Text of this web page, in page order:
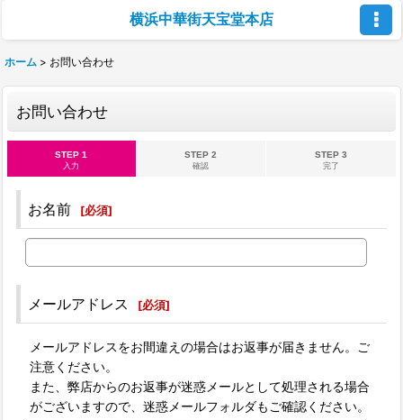
横浜中華街天宝堂本店
ホーム > お問い合わせ
お問い合わせ
STEP 1
入力
STEP 2
確認
STEP 3
完了
お名前 [必須]
メールアドレス [必須]
メールアドレスをお間違えの場合はお返事が届きません。ご
注意ください。
また、弊店からのお返事が迷惑メールとして処理される場合
がございますので、迷惑メールフォルダもご確認ください。